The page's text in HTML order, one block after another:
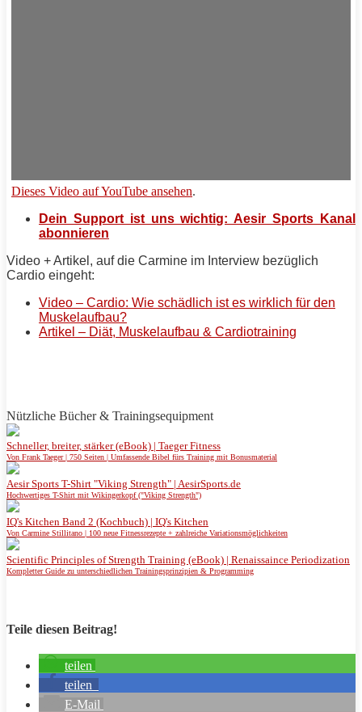
Dieses Video auf YouTube ansehen.
Dein Support ist uns wichtig: Aesir Sports Kanal
abonnieren
Video + Artikel, auf die Carmine im Interview bezüglich
Cardio eingeht:
Video – Cardio: Wie schädlich ist es wirklich für den
Muskelaufbau?
Artikel – Diät, Muskelaufbau & Cardiotraining
Nützliche Bücher & Trainingsequipment
Schneller, breiter, stärker (eBook) | Taeger Fitness
Von Frank Taeger | 750 Seiten | Umfassende Bibel fürs Training mit Bonusmaterial
Aesir Sports T-Shirt "Viking Strength" | AesirSports.de
Hochwertiges T-Shirt mit Wikingerkopf ("Viking Strength")
IQ's Kitchen Band 2 (Kochbuch) | IQ's Kitchen
Von Carmine Stillitano | 100 neue Fitnessrezepte + zahlreiche Variationsmöglichkeiten
Scientific Principles of Strength Training (eBook) | Renaissaince Periodization
Kompletter Guide zu unterschiedlichen Trainingsprinzipien & Programming
Teile diesen Beitrag!
teilen
teilen
E-Mail